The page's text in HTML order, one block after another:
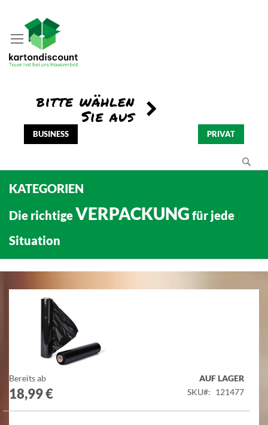
BUSINESS PRIVAT
KATEGORIEN
Die richtigeVERPACKUNG für jede
Situation
Bereits ab
18,99 €
AUF LAGER
SKU
121477
Bildgalerie
Zum
Anfang
der
Bildgalerie